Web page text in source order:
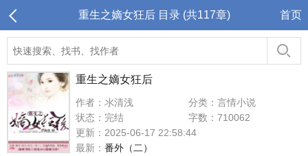
重生之嫡女狂后 目录 (共117章) 首页
重生之嫡女狂后
作者：氺清浅
分类：言情小说
状态：完结
字数：710062
更新：2025-06-17 22:58:44
最新： 番外（二）